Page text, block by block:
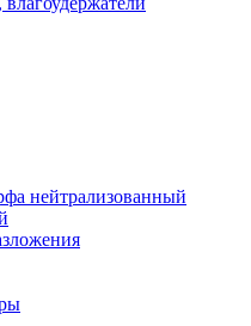
нейтрализованный